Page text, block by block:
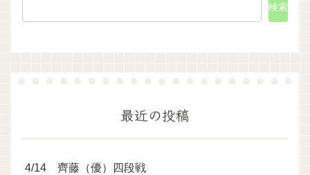
検索
最近の投稿
4/14 齊藤（優）四段戦